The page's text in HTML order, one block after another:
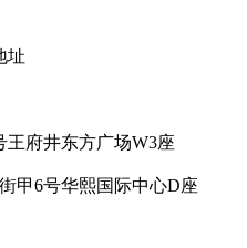
址
王府井东方广场W3座
甲6号华熙国际中心D座